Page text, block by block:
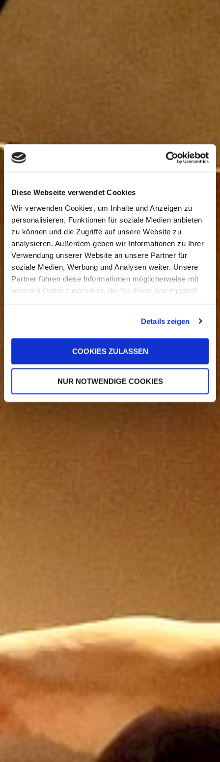
Diese Webseite verwendet Cookies
Wir verwenden Cookies, um Inhalte und Anzeigen zu
personalisieren, Funktionen für soziale Medien anbieten
zu können und die Zugriffe auf unsere Website zu
analysieren. Außerdem geben wir Informationen zu Ihrer
Verwendung unserer Website an unsere Partner für
soziale Medien, Werbung und Analysen weiter. Unsere
Partner führen diese Informationen möglicherweise mit
weiteren Daten zusammen, die Sie ihnen bereitgestellt
Details zeigen
COOKIES ZULASSEN
NUR NOTWENDIGE COOKIES
Gesichter